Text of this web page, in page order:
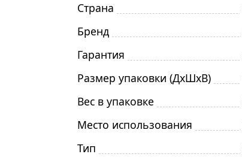
Страна
Бренд
Гарантия
Размер упаковки (ДxШxВ)
Вес в упаковке
Место использования
Тип